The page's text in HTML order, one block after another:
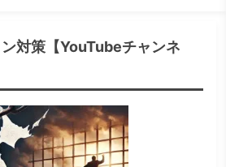
対策【YouTubeチャンネ